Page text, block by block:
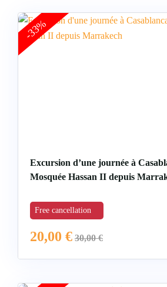
Tours Essaouira
-33%
Excursion d’une journée à
Mosquée Hassan II depuis
Free cancellation
20,00 € 30,00€